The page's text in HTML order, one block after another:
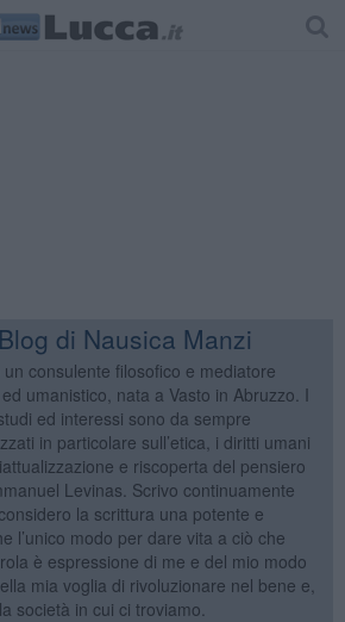
di Nausica Manzi
un consulente filosofico e mediatore
umanistico, nata a Vasto in Abruzzo. I
ed interessi sono da sempre
in particolare sull’etica, i diritti umani
e riscoperta del pensiero
Levinas. Scrivo continuamente
la scrittura una potente e
l’unico modo per dare vita a ciò che
è espressione di me e del mio modo
mia voglia di rivoluzionare nel bene e,
società in cui ci troviamo.